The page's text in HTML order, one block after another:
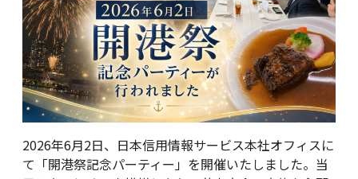
2026年6月2日、日本信用情報サービス本社オフィスに
て「開港祭記念パーティー」を開催いたしました。当